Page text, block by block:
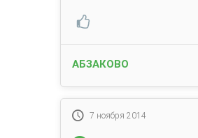
АБЗАКОВО
7 ноября 2014